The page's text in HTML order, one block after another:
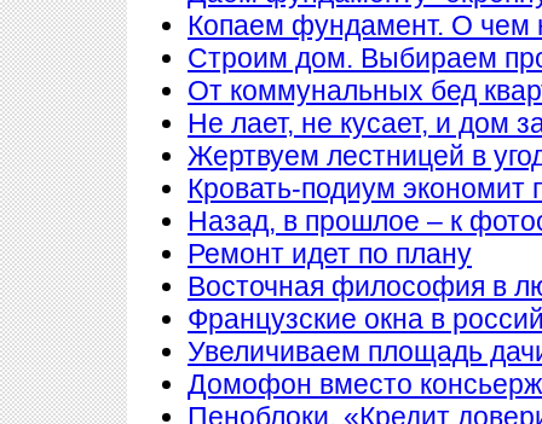
Копаем фундамент. О чем
Строим дом. Выбираем
От коммунальных бед
Не лает, не кусает, и дом
Жертвуем лестницей в
Кровать-подиум экономит
Назад, в прошлое – к
Ремонт идет по плану
Восточная философия в
Французские окна в
Увеличиваем площадь
Домофон вместо
Пеноблоки. «Кредит